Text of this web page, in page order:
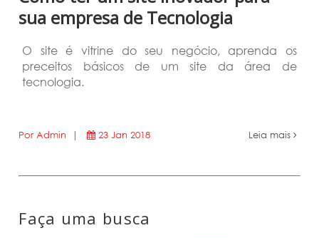
sua empresa de Tecnologia
O site é vitrine do seu negócio, aprenda os
preceitos básicos de um site da área de
tecnologia.
Por Admin | 23 Jan 2018 Leia mais
Faça uma busca